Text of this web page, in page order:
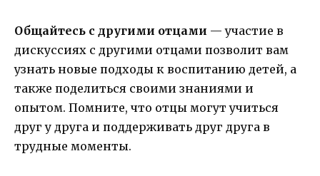
Общайтесь с другими отцами — участие в
дискуссиях с другими отцами позволит вам
узнать новые подходы к воспитанию детей, а
также поделиться своими знаниями и
опытом. Помните, что отцы могут учиться
друг у друга и поддерживать друг друга в
трудные моменты.